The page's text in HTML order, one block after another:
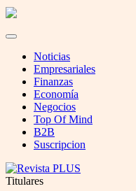
Noticias
Empresariales
Finanzas
Economía
Negocios
Top Of Mind
B2B
Suscripcion
Titulares